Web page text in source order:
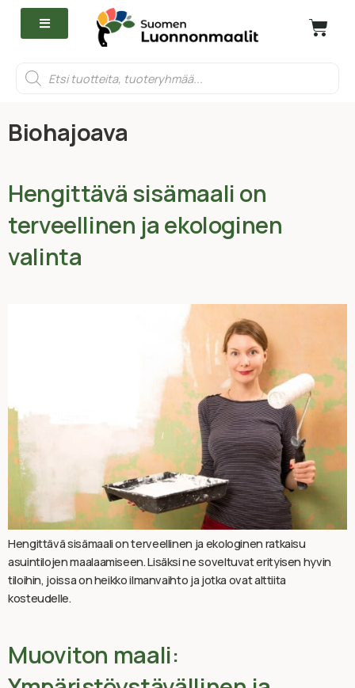
Biohajoava
Hengittävä sisämaali on
terveellinen ja ekologinen
valinta
Hengittävä sisämaali on terveellinen ja ekologinen ratkaisu
asuintilojen maalaamiseen. Lisäksi ne soveltuvat erityisen hyvin
tiloihin, joissa on heikko ilmanvaihto ja jotka ovat alttiita
kosteudelle.
Muoviton maali: